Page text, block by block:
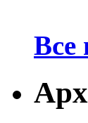
Все